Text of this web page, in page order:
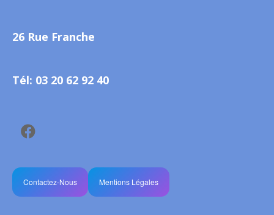
26 Rue Franche
Tél: 03 20 62 92 40
Contactez-Nous Mentions Légales